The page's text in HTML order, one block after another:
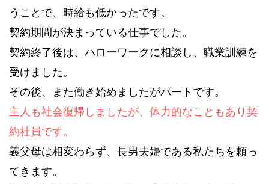
うことで、時給も低かったです。
契約期間が決まっている仕事でした。
契約終了後は、ハローワークに相談し、職業訓練を
受けました。
その後、また働き始めましたがパートです。
主人も社会復帰しましたが、体力的なこともあり契
約社員です。
義父母は相変わらず、長男夫婦である私たちを頼っ
てきます。